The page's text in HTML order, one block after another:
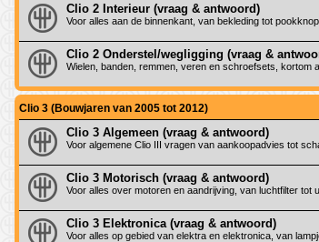
Clio 2 Interieur (vraag & antwoord)
Voor alles aan de binnenkant, van bekleding tot pookknop
Clio 2 Onderstel/wegligging (vraag &
Wielen, banden, remmen, veren en schroefsets, kortom
Clio 3 (Bouwjaren van 2005 tot 2012)
Clio 3 Algemeen (vraag & antwoord)
Voor algemene Clio III vragen van aankoopadvies tot
Clio 3 Motorisch (vraag & antwoord)
Voor alles over motoren en aandrijving, van luchtfilter tot
Clio 3 Elektronica (vraag & antwoord)
Voor alles op gebied van elektra en elektronica, van